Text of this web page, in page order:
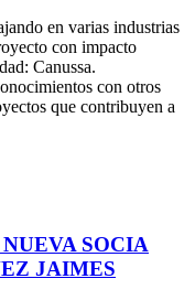
en varias industrias
con impacto
Canussa.
con otros
que contribuyen a
SOCIA
JAIMES